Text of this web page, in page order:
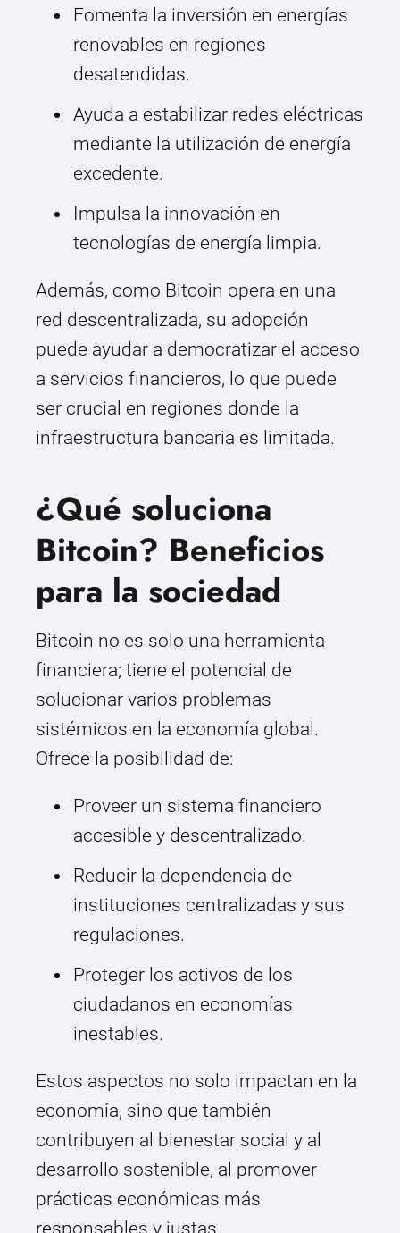
Fomenta la inversión en energías
renovables en regiones
desatendidas.
Ayuda a estabilizar redes eléctricas
mediante la utilización de energía
excedente.
Impulsa la innovación en
tecnologías de energía limpia.
Además, como Bitcoin opera en una
red descentralizada, su adopción
puede ayudar a democratizar el acceso
a servicios financieros, lo que puede
ser crucial en regiones donde la
infraestructura bancaria es limitada.
¿Qué soluciona
Bitcoin? Beneficios
para la sociedad
Bitcoin no es solo una herramienta
financiera; tiene el potencial de
solucionar varios problemas
sistémicos en la economía global.
Ofrece la posibilidad de:
Proveer un sistema financiero
accesible y descentralizado.
Reducir la dependencia de
instituciones centralizadas y sus
regulaciones.
Proteger los activos de los
ciudadanos en economías
inestables.
Estos aspectos no solo impactan en la
economía, sino que también
contribuyen al bienestar social y al
desarrollo sostenible, al promover
prácticas económicas más
responsables y justas.